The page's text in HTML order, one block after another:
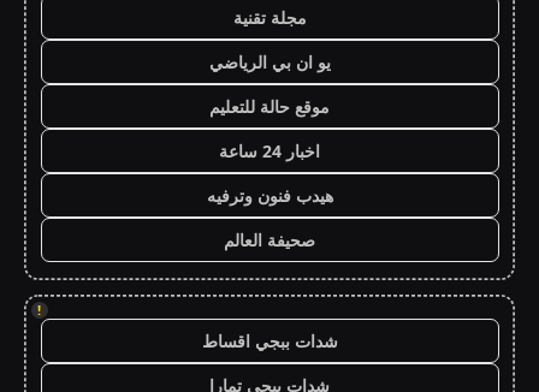
مجلة تقنية
يو ان بي الرياضي
موقع حالة للتعليم
اخبار 24 ساعة
هيدب فنون وترفيه
صحيفة العالم
!
شدات ببجي اقساط
شدات ببجي تمارا